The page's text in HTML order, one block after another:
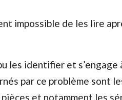
impossible de les lire
les identifier et s’engage
par ce problème sont
et notamment les